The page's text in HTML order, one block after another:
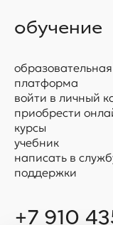
обучение
образовательная
платформа
войти в личный
приобрести
курсы
учебник
написать в
поддержки
+7 910